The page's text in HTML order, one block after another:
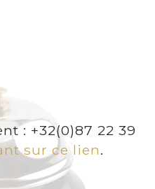
: +32(0)87 22 39
sur ce lien.